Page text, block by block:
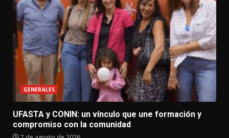
GENERALES
UFASTA y CONIN: un vínculo que une formación y
compromiso con la comunidad